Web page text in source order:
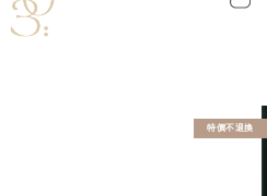
特價不退換